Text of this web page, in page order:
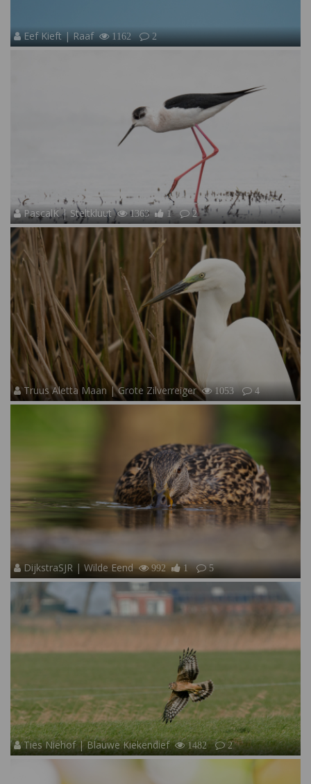
Eef Kieft | Raaf 1162 2
PascalK | Steltkluut 1363 1 2
Truus Aletta Maan | Grote Zilverreiger 1053 4
DijkstraSJR | Wilde Eend 992 1 5
Ties Niehof | Blauwe Kiekendief 1482 2